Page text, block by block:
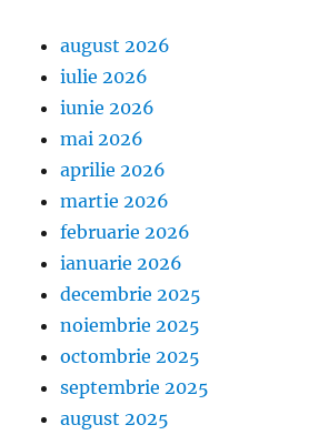
august 2026
iulie 2026
iunie 2026
mai 2026
aprilie 2026
martie 2026
februarie 2026
ianuarie 2026
decembrie 2025
noiembrie 2025
octombrie 2025
septembrie 2025
august 2025